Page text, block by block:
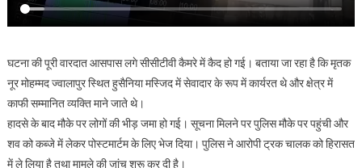
घटना की पूरी वारदात आसपास लगे सीसीटीवी कैमरे में कैद हो गई। बताया जा रहा है कि मृतक
नूर मोहम्मद ज्वालापुर स्थित हुसैनिया मस्जिद में सेवादार के रूप में कार्यरत थे और क्षेत्र में
काफी सम्मानित व्यक्ति माने जाते थे।
हादसे के बाद मौके पर लोगों की भीड़ जमा हो गई। सूचना मिलने पर पुलिस मौके पर पहुंची और
शव को कब्जे में लेकर पोस्टमार्टम के लिए भेज दिया। पुलिस ने आरोपी ट्रक चालक को हिरासत
में ले लिया है तथा मामले की जांच शुरू कर दी है।